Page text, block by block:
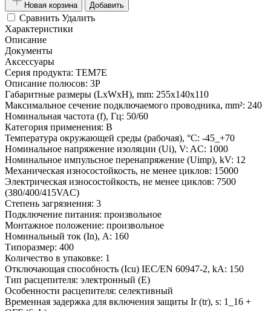
Новая корзина Добавить
Сравнить Удалить
Характеристики
Описание
Документы
Аксессуары
Серия продукта: TEM7E
Описание полюсов: 3P
Габаритные размеры (LxWxH), mm: 255x140x110
Максимальное сечение подключаемого проводника, mm²: 240
Номинальная частота (f), Гц: 50/60
Категория применения: B
Температура окружающей среды (рабочая), °С: -45_+70
Номинальное напряжение изоляции (Ui), V: AC: 1000
Номинальное импульсное перенапряжение (Uimp), kV: 12
Механическая износостойкость, не менее циклов: 15000
Электрическая износостойкость, не менее циклов: 7500
(380/400/415VAC)
Степень загрязнения: 3
Подключение питания: произвольное
Монтажное положение: произвольное
Номинальный ток (In), A: 160
Типоразмер: 400
Количество в упаковке: 1
Отключающая способность (Icu) IEC/EN 60947-2, kA: 150
Тип расцепителя: электронный (E)
Особенности расцепителя: селективный
Временная задержка для включения защиты Ir (tr), s: 1_16 +